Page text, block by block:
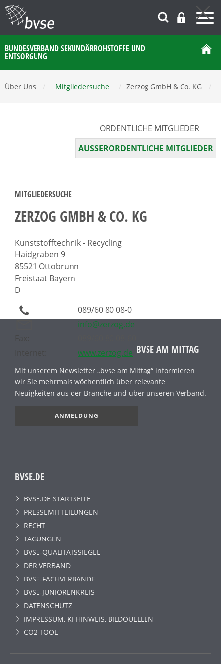
BUNDESVERBAND SEKUNDÄRROHSTOFFE UND
ENTSORGUNG
Über Uns Mitgliedersuche Zerzog GmbH & Co. KG
ORDENTLICHE MITGLIEDER
AUSSERORDENTLICHE MITGLIEDER
MITGLIEDERSUCHE
ZERZOG GMBH & CO. KG
Kunststofftechnik - Recycling
Haidgraben 9
85521 Ottobrunn
Freistaat Bayern
D
089/60 80 08-0
info@zerzog.de
www.zerzog.de BVSE AM MITTAG
Mit unserem Newsletter „bvse am Mittag“ informieren
wir Sie mehrmals wöchentlich über relevante
Neuigkeiten aus der Branche und über unseren Verband.
ANMELDUNG
BVSE.DE
BVSE.DE STARTSEITE
PRESSEMITTEILUNGEN
RECHT
TAGUNGEN
BVSE-QUALITÄTSSIEGEL
DER VERBAND
BVSE-FACHVERBÄNDE
BVSE-JUNIORENKREIS
DATENSCHUTZ
IMPRESSUM, KI-HINWEIS, BILDQUELLEN
CO2-TOOL